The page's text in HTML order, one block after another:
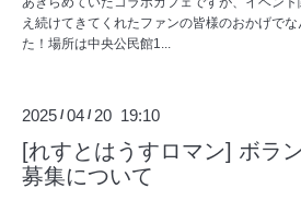
え続けてきてくれたファンの皆様のおかげで
た！場所は中央公民館1...
2025 /04 / 20 19:10
[れすとはうすロマン] ボラ
募集について